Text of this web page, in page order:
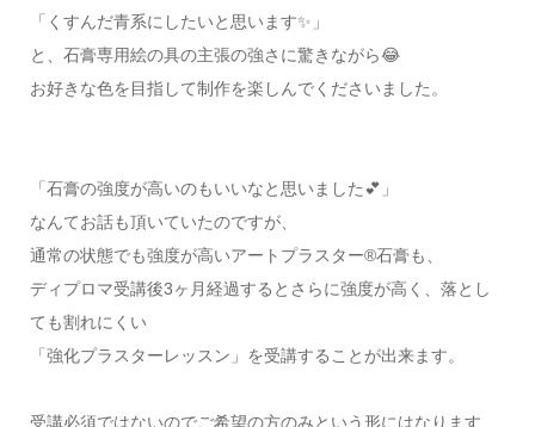
「くすんだ青系にしたいと思います✨」
と、石膏専用絵の具の主張の強さに驚きながら😂
お好きな色を目指して制作を楽しんでくださいました。
「石膏の強度が高いのもいいなと思いました💕」
なんてお話も頂いていたのですが、
通常の状態でも強度が高いアートプラスター®石膏も、
ディプロマ受講後3ヶ月経過するとさらに強度が高く、落とし
ても割れにくい
「強化プラスターレッスン」を受講することが出来ます。
受講必須ではないのでご希望の方のみという形にはなります